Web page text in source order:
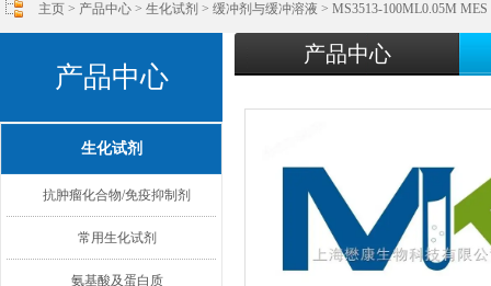
主页 > 产品中心 > 生化试剂 > 缓冲剂与缓冲溶液 > MS3513-100ML0.05M
产品中心
生化试剂
抗肿瘤化合物/免疫抑制剂
常用生化试剂
氨基酸及蛋白质
产品中心